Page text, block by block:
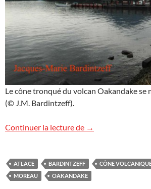
Le cône tronqué du volcan Oakandake se
(© J.M. Bardintzeff).
Continuer la lecture de Volcan
→
ATLACE BARDINTZEFF CÔNE
MOREAU
OAKANDAKE